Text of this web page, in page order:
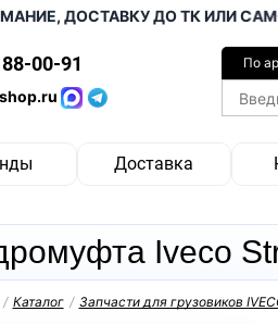
ДОСТАВКУ ДО ТК ИЛИ
00-91 По
Доставка
Iveco
/ Каталог / Запчасти для грузовиков